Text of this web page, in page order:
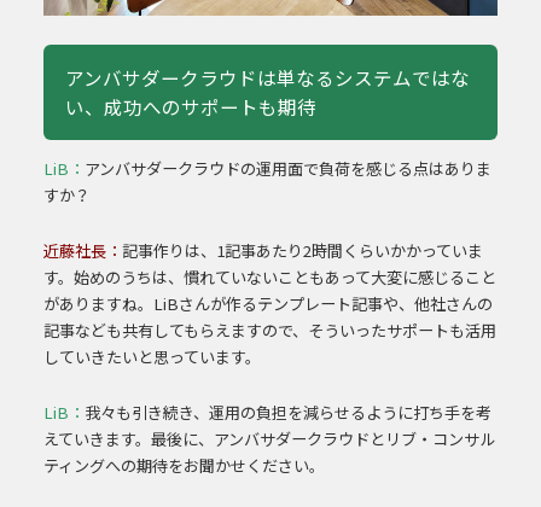
アンバサダークラウドは単なるシステムではな
い、 成功へのサポートも期待
LiB： アンバサダークラウドの運用面で負荷を感じる点はありま
すか？
近藤社長： 記事作りは、1記事あたり2時間くらいかかっていま
す。始めのうちは、慣れていないこともあって大変に感じること
がありますね。 LiBさんが作るテンプレート記事や、他社さんの
記事なども共有してもらえますので、そういったサポートも活用
していきたいと思っています。
LiB： 我々も引き続き、運用の負担を減らせるように打ち手を考
えていきます。最後に、アンバサダークラウドとリブ・コンサル
ティングへの期待をお聞かせください。